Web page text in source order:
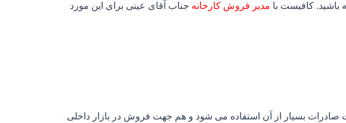
باشید. کافیست با مدیر فروش کارخانه جناب آقای عینی برای این مورد
بسیار از آن استفاده می شود و هم جهت فروش در بازار داخلی